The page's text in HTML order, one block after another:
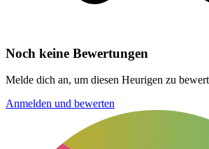
Noch keine Bewertungen
Melde dich an, um diesen Heurigen zu
Anmelden und bewerten